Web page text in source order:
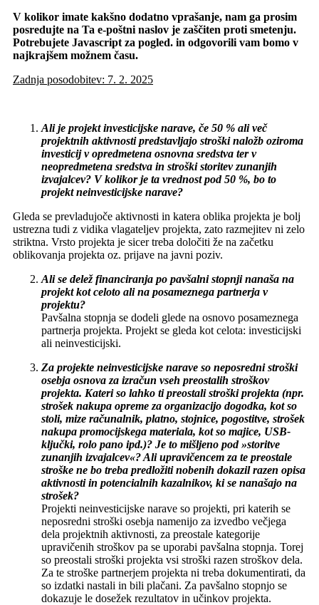
V kolikor imate kakšno dodatno vprašanje, nam ga prosim
posredujte na Ta e-poštni naslov je zaščiten proti smetenju.
Potrebujete Javascript za pogled. in odgovorili vam bomo v
najkrajšem možnem času.
Zadnja posodobitev: 7. 2. 2025
Ali je projekt investicijske narave, če 50 % ali več
projektnih aktivnosti predstavljajo stroški naložb oziroma
investicij v opredmetena osnovna sredstva ter v
neopredmetena sredstva in stroški storitev zunanjih
izvajalcev? V kolikor je ta vrednost pod 50 %, bo to
projekt neinvesticijske narave?
Gleda se prevladujoče aktivnosti in katera oblika projekta je bolj
ustrezna tudi z vidika vlagateljev projekta, zato razmejitev ni zelo
striktna. Vrsto projekta je sicer treba določiti že na začetku
oblikovanja projekta oz. prijave na javni poziv.
Ali se delež financiranja po pavšalni stopnji nanaša na
projekt kot celoto ali na posameznega partnerja v
projektu?
Pavšalna stopnja se dodeli glede na osnovo posameznega
partnerja projekta. Projekt se gleda kot celota: investicijski
ali neinvesticijski.
Za projekte neinvesticijske narave so neposredni stroški
osebja osnova za izračun vseh preostalih stroškov
projekta. Kateri so lahko ti preostali stroški projekta (npr.
strošek nakupa opreme za organizacijo dogodka, kot so
stoli, mize računalnik, platno, stojnice, pogostitve, strošek
nakupa promocijskega materiala, kot so majice, USB-
ključki, rolo pano ipd.)? Je to mišljeno pod »storitve
zunanjih izvajalcev«? Ali upravičencem za te preostale
stroške ne bo treba predložiti nobenih dokazil razen opisa
aktivnosti in potencialnih kazalnikov, ki se nanašajo na
strošek?
Projekti neinvesticijske narave so projekti, pri katerih se
neposredni stroški osebja namenijo za izvedbo večjega
dela projektnih aktivnosti, za preostale kategorije
upravičenih stroškov pa se uporabi pavšalna stopnja. Torej
so preostali stroški projekta vsi stroški razen stroškov dela.
Za te stroške partnerjem projekta ni treba dokumentirati, da
so izdatki nastali in bili plačani. Za pavšalno stopnjo se
dokazuje le dosežek rezultatov in učinkov projekta.